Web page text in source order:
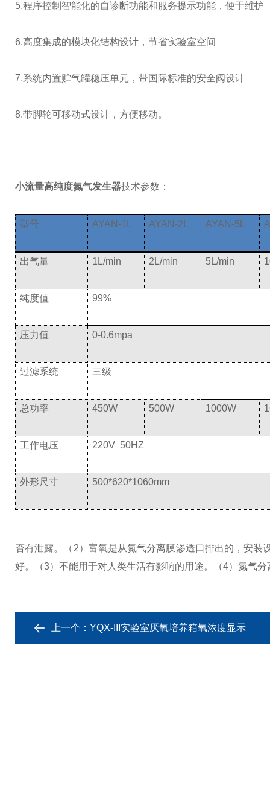
5.程序控制智能化的自诊断功能和服务提示功能，便于维护
6.高度集成的模块化结构设计，节省实验室空间
7.系统内置贮气罐稳压单元，带国际标准的安全阀设计
8.带脚轮可移动式设计，方便移动。
小流量高纯度氮气发生器技术参数：
型号 AYAN-1L AYAN-2L AYAN-5L
出气量 1L/min 2L/min 5L/min
纯度值 99%
压力值 0-0.6mpa
过滤系统 三级
总功率 450W 500W 1000W
工作电压 220V 50HZ
外形尺寸 500*620*1060mm
否有泄露。
（2）富氧是从氮气分离膜渗透口排出的，安装
好。
（3）不能用于对人类生活有影响的用途。 （4）氮气
上一个： YQX-III实验室厌氧培养箱氧浓度显示